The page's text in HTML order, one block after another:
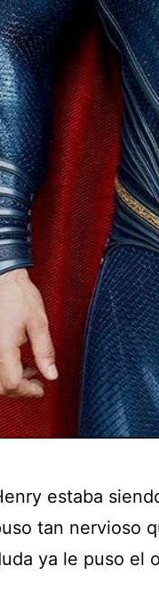
estaba
tan nervioso
ya le puso el